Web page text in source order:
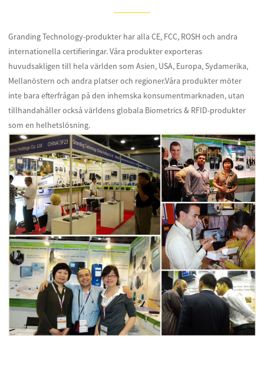
Granding Technology-produkter har alla CE, FCC, ROSH och andra
internationella certifieringar. Våra produkter exporteras
huvudsakligen till hela världen som Asien, USA, Europa, Sydamerika,
Mellanöstern och andra platser och regioner.Våra produkter möter
inte bara efterfrågan på den inhemska konsumentmarknaden, utan
tillhandahåller också världens globala Biometrics & RFID-produkter
som en helhetslösning.